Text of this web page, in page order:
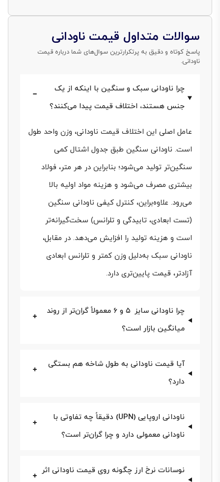
ریزبودجۀ ده‌ها پروژۀ صنعتی و ساختمانی اثر می‌گذارد. اگر
حتی چند تومان در هر کیلو نوسان ایجاد شود، مجموعِ
چند صد میلیون تومان جابه‌جا خواهد شد. در این راهنما،
دقیق‌ترین جدول‌های قیمت ناودانی، تحلیل عوامل اثرگذار و
کمتر از ده دقیقه، تصویر روشنی از بازار ناودانی به دست
آورید. با ما همراه باشید.
جدول قیمت انواع ناودانی
قیمت ناودانی برحسب «وزن واحد طول» سنجیده می‌شود؛
بنابراین ابتدا باید بدانید محصول سبک است یا سنگین.
بازۀ قیمت‌های امروز (19 مهر ۱۴۰۴) از بررسی جداول
کارخانه‌های ناب تبریز، ابهر، فایکو و اسپیرال استخراج
نوع ناودانی
ناودانی سبک
ناودانی سبک عمدتاً در ابعاد ۵ تا ۱۸ تولید می‌شود و وزن
آن پایین‌تر از جدول اشتال است. ناودانی سنگین (اروپایی)
به‌همین‌دلیل در هر شاخه وزن بیشتری دارد و طبیعتاً
سوالات متداول قیمت ناودانی
پاسخ کوتاه و دقیق به پرتکرارترین سوال‌های شما درباره قیمت
ناودانی.
چرا ناودانی سبک و سنگین با اینکه از یک
جنس هستند، اختلاف قیمت پیدا می‌کنند؟
عامل اصلی این اختلاف قیمت ناودانی، وزن واحد طول
است. ناودانی سنگین طبق جدول اشتال کمی
سنگین‌تر تولید می‌شود؛ بنابراین در هر متر، فولاد
بیشتری مصرف می‌شود و هزینه مواد اولیه بالا
می‌رود. علاوه‌براین، کنترل کیفی ناودانی سنگین
(تست ابعادی، تابیدگی و تلرانس) سخت‌گیرانه‌تر
است و هزینه تولید را افزایش می‌دهد. در مقابل،
ناودانی سبک به‌دلیل وزن کمتر و تلرانس ابعادی
آزادتر، قیمت پایین‌تری دارد.
چرا ناودانی سایز ۵ و ۶ معمولاً گران‌تر از روند
میانگین بازار است؟
آیا قیمت ناودانی به طول شاخه هم بستگی
دارد؟
ناودانی اروپایی (UPN) دقیقاً چه تفاوتی با
ناودانی معمولی دارد و چرا گران‌تر است؟
نوسانات نرخ ارز چگونه روی قیمت ناودانی اثر